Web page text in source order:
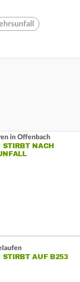
in Offenbach
STIRBT NACH
STIRBT AUF B253